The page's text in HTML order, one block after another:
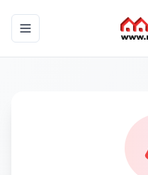
Toggle navigation menu